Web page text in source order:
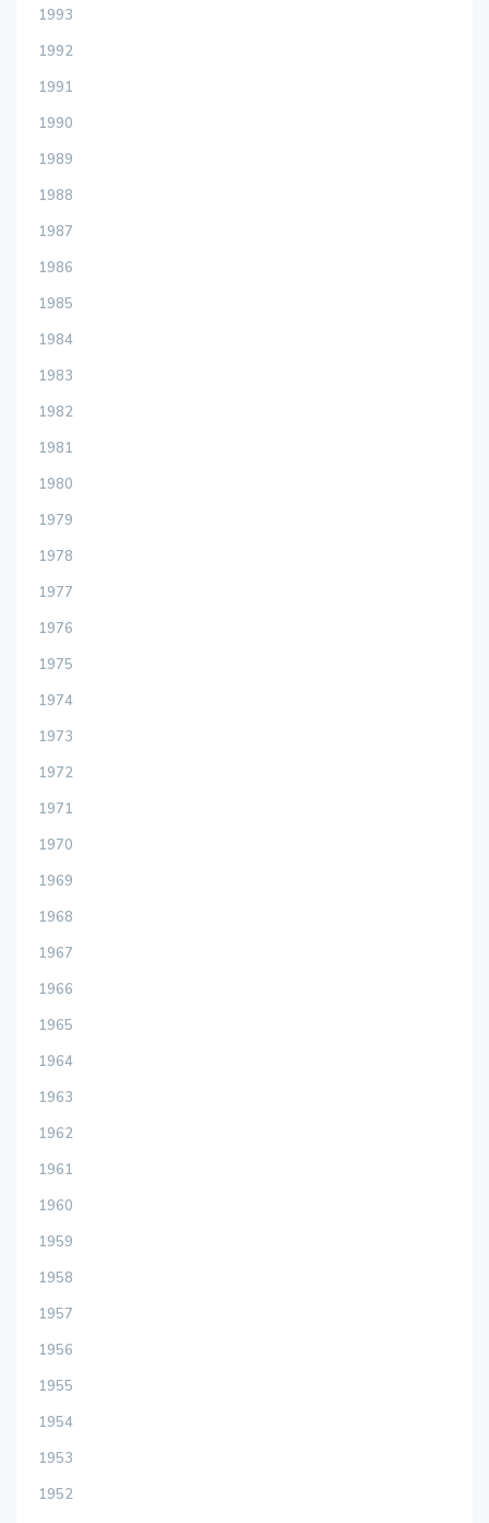
1993
1992
1991
1990
1989
1988
1987
1986
1985
1984
1983
1982
1981
1980
1979
1978
1977
1976
1975
1974
1973
1972
1971
1970
1969
1968
1967
1966
1965
1964
1963
1962
1961
1960
1959
1958
1957
1956
1955
1954
1953
1952